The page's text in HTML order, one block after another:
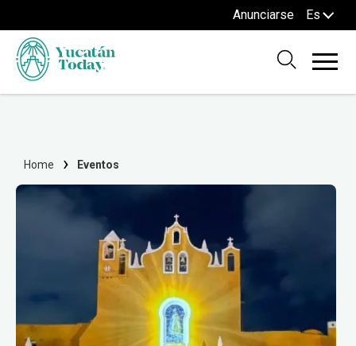
Anunciarse Es
Home Eventos